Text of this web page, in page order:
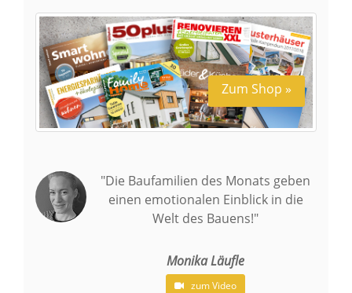
Zum Shop »
"Die Baufamilien des Monats geben
einen emotionalen Einblick in die
Welt des Bauens!"
Monika Läufle
zum Video